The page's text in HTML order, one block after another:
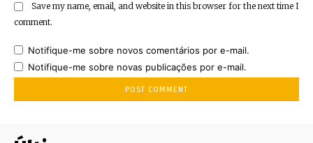
Save my name, email, and website in this browser for the next time I
comment.
Notifique-me sobre novos comentários por e-mail.
Notifique-me sobre novas publicações por e-mail.